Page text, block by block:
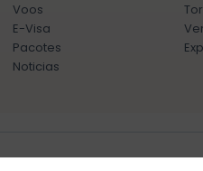
Voos
E-Visa
Pacotes
Noticias